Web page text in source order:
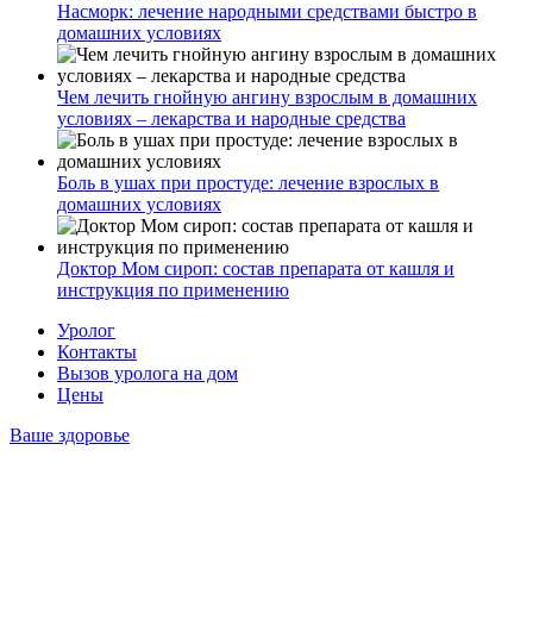
Насморк: лечение народными средствами быстро в
домашних условиях
Чем лечить гнойную ангину взрослым в домашних
условиях – лекарства и народные средства
Боль в ушах при простуде: лечение взрослых в
домашних условиях
Доктор Мом сироп: состав препарата от кашля и
инструкция по применению
Уролог
Контакты
Вызов уролога на дом
Цены
Ваше здоровье